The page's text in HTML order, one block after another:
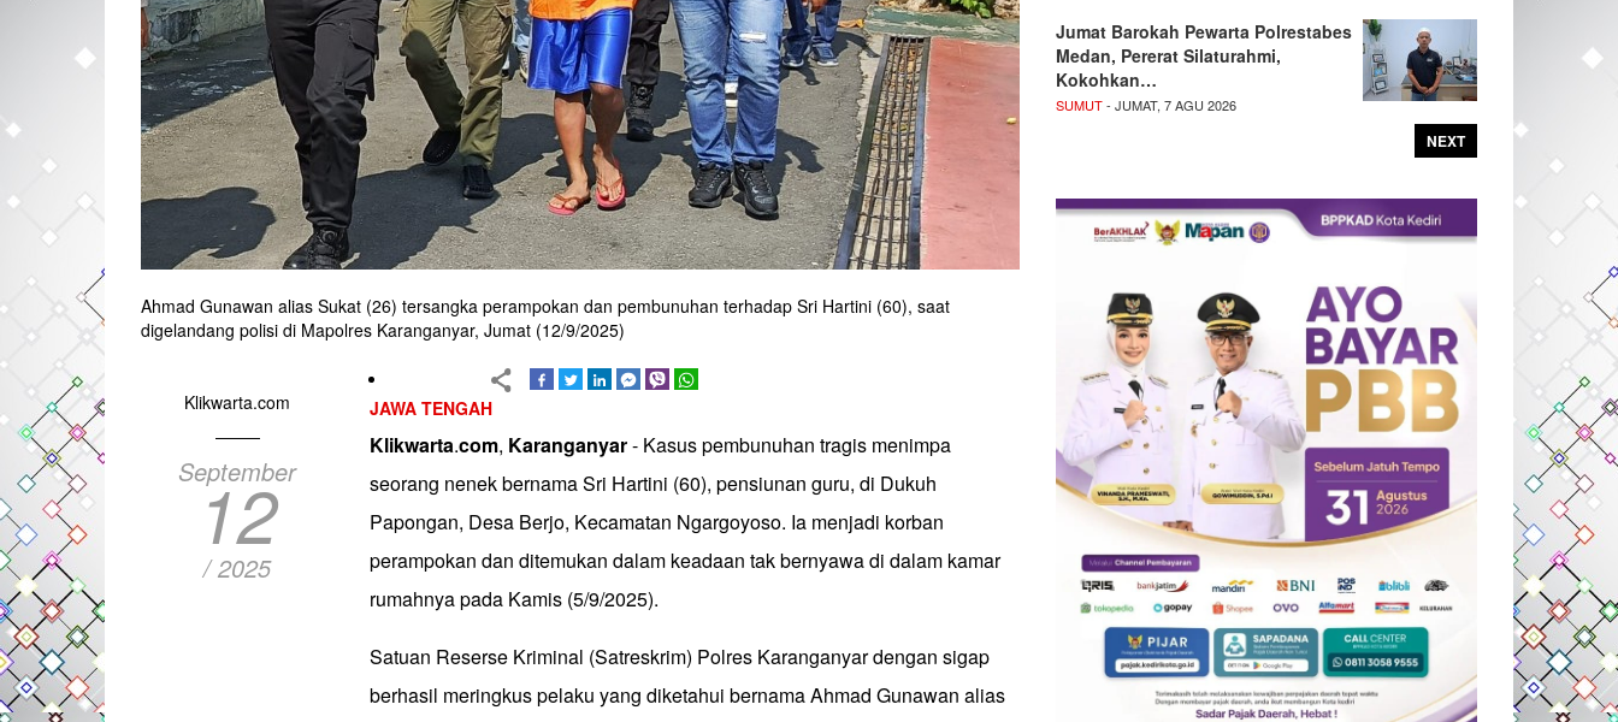
Ahmad Gunawan alias Sukat (26) tersangka perampokan dan pembunuhan terhadap Sri Hartini (60), saat
digelandang polisi di Mapolres Karanganyar, Jumat (12/9/2025)
Klikwarta.com
September
12
/ 2025
JAWA TENGAH
Klikwarta.com, Karanganyar- Kasus pembunuhan tragis menimpa
seorang nenek bernama Sri Hartini (60), pensiunan guru, di Dukuh
Papongan, Desa Berjo, Kecamatan Ngargoyoso. Ia menjadi korban
perampokan dan ditemukan dalam keadaan tak bernyawa di dalam kamar
rumahnya pada Kamis (5/9/2025).
Satuan Reserse Kriminal (Satreskrim) Polres Karanganyar dengan sigap
berhasil meringkus pelaku yang diketahui bernama Ahmad Gunawan alias
Jumat Barokah Pewarta Polrestabes
Medan, Pererat Silaturahmi,
Kokohkan…
SUMUT- JUMAT, 7 AGU 2026
NEXT